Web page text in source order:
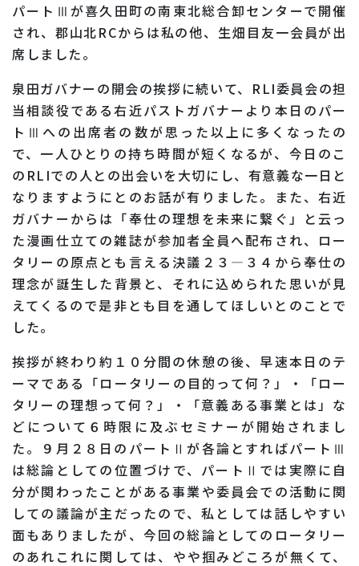
パートⅢが喜久田町の南東北総合卸センターで開催
され、郡山北RCからは私の他、生畑目友一会員が出
席しました。
泉田ガバナーの開会の挨拶に続いて、RLI委員会の担
当相談役である右近パストガバナーより本日のパー
トⅢへの出席者の数が思った以上に多くなったの
で、一人ひとりの持ち時間が短くなるが、今日のこ
のRLIでの人との出会いを大切にし、有意義な一日と
なりますようにとのお話が有りました。また、右近
ガバナーからは「奉仕の理想を未来に繋ぐ」と云っ
た漫画仕立ての雑誌が参加者全員へ配布され、ロー
タリーの原点とも言える決議２３―３４から奉仕の
理念が誕生した背景と、それに込められた思いが見
えてくるので是非とも目を通してほしいとのことで
した。
挨拶が終わり約１０分間の休憩の後、早速本日のテ
ーマである「ロータリーの目的って何？」・「ロー
タリーの理想って何？」・「意義ある事業とは」な
どについて６時限に及ぶセミナーが開始されまし
た。９月２８日のパートⅡが各論とすればパートⅢ
は総論としての位置づけで、パートⅡでは実際に自
分が関わったことがある事業や委員会での活動に関
しての議論が主だったので、私としては話しやすい
面もありましたが、今回の総論としてのロータリー
のあれこれに関しては、やや掴みどころが無くて、